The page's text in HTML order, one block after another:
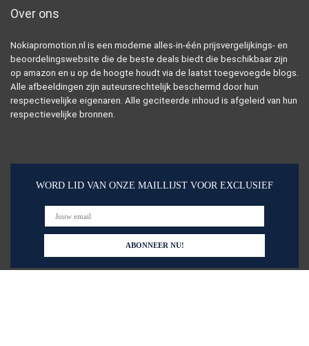
Over ons
Nokiapromotion.nl is een moderne alles-in-één prijsvergelijkings- en
beoordelingswebsite die de beste deals biedt die beschikbaar zijn
op amazon en u op de hoogte houdt via de laatst toegevoegde blogs.
Alle afbeeldingen zijn auteursrechtelijk beschermd door hun
respectievelijke eigenaren. Alle geciteerde inhoud is afgeleid van hun
respectievelijke bronnen.
WORD LID VAN ONZE MAILLIJST VOOR EXCLUSIEF